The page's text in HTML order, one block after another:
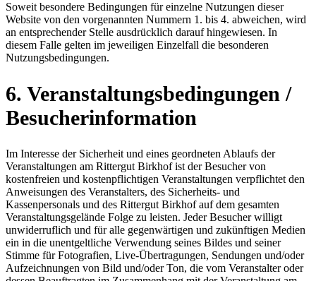
Soweit besondere Bedingungen für einzelne Nutzungen dieser
Website von den vorgenannten Nummern 1. bis 4. abweichen, wird
an entsprechender Stelle ausdrücklich darauf hingewiesen. In
diesem Falle gelten im jeweiligen Einzelfall die besonderen
Nutzungsbedingungen.
6. Veranstaltungsbedingungen /
Besucherinformation
Im Interesse der Sicherheit und eines geordneten Ablaufs der
Veranstaltungen am Rittergut Birkhof ist der Besucher von
kostenfreien und kostenpflichtigen Veranstaltungen verpflichtet den
Anweisungen des Veranstalters, des Sicherheits- und
Kassenpersonals und des Rittergut Birkhof auf dem gesamten
Veranstaltungsgelände Folge zu leisten. Jeder Besucher willigt
unwiderruflich und für alle gegenwärtigen und zukünftigen Medien
ein in die unentgeltliche Verwendung seines Bildes und seiner
Stimme für Fotografien, Live-Übertragungen, Sendungen und/oder
Aufzeichnungen von Bild und/oder Ton, die vom Veranstalter oder